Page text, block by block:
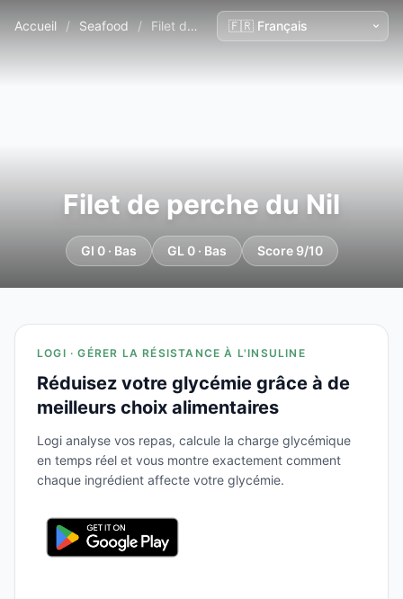
Accueil / Seafood / Filet de perche du Nil
Filet de perche du Nil
GI 0 · Bas GL 0 · Bas Score 9/10
LOGI · GÉRER LA RÉSISTANCE À L'INSULINE
Réduisez votre glycémie grâce à de
meilleurs choix alimentaires
Logi analyse vos repas, calcule la charge glycémique
en temps réel et vous montre exactement comment
chaque ingrédient affecte votre glycémie.